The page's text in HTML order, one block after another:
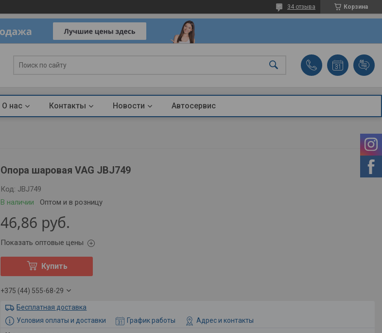
Корзина
34 отзыва
О нас Контакты Новости Автосервис
Опора шаровая VAG JBJ749
В наличии Оптом и в розницу
Код: JBJ749
46,86 руб.
Показать оптовые цены
Купить
+375 (44) 555-68-29
Бесплатная доставка
Условия оплаты и доставки
График работы Адрес и контакты